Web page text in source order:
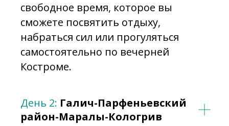
свободное время, которое вы
сможете посвятить отдыху,
набраться сил или прогуляться
самостоятельно по вечерней
Костроме.
День 2: Галич-Парфеньевский
район-Маралы-Кологрив